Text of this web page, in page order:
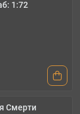
1:72
Смерти